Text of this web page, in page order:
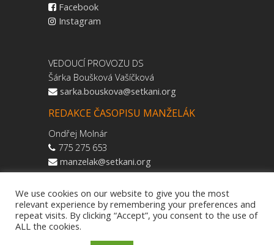
Facebook
Instagram
VEDOUCÍ PROVOZU DS
Šárka Boušková Vašíčková
sarka.bouskova@setkani.org
REDAKCE ČASOPISU MANŽELÁK
Ondřej Molnár
775 275 653
manzelak@setkani.org
We use cookies on our website to give you the most
relevant experience by remembering your preferences and
repeat visits. By clicking “Accept”, you consent to the use of
ALL the cookies.